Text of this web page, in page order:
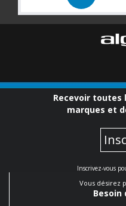
Recevoir toutes
marques et
Inscrivez-vous
Vous désirez
Besoin